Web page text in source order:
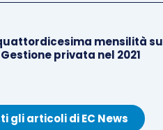
mensilità su
privata nel 2021
gli articoli di EC News